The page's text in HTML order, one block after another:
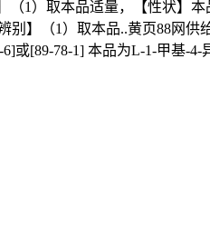
1）取本品适量，【性状】
别】（1）取本品..黄页88网供
或[89-78-1] 本品为L-1-甲基-4-